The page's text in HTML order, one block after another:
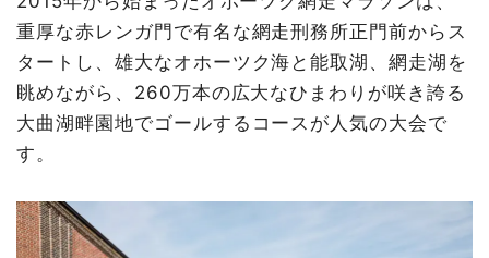
コース詳細および大会リーフレットはこちら
重厚な赤レンガ門で有名な網走刑務所正門前からス
タートし、雄大なオホーツク海と能取湖、網走湖を
眺めながら、260万本の広大なひまわりが咲き誇る
大曲湖畔園地でゴールするコースが人気の大会で
す。